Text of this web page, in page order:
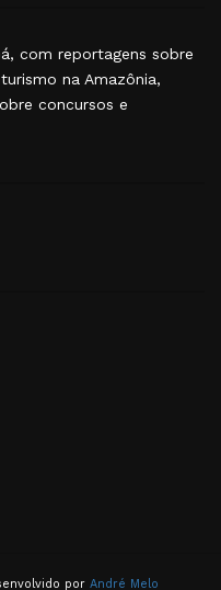
com reportagens sobre
na Amazônia,
concursos e
por André Melo